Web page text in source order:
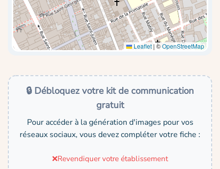
Leaflet | ©OpenStreetMap
🔒 Débloquez votre kit de communication
gratuit
Pour accéder à la génération d'images pour vos
réseaux sociaux, vous devez compléter votre fiche :
❌Revendiquer votre établissement